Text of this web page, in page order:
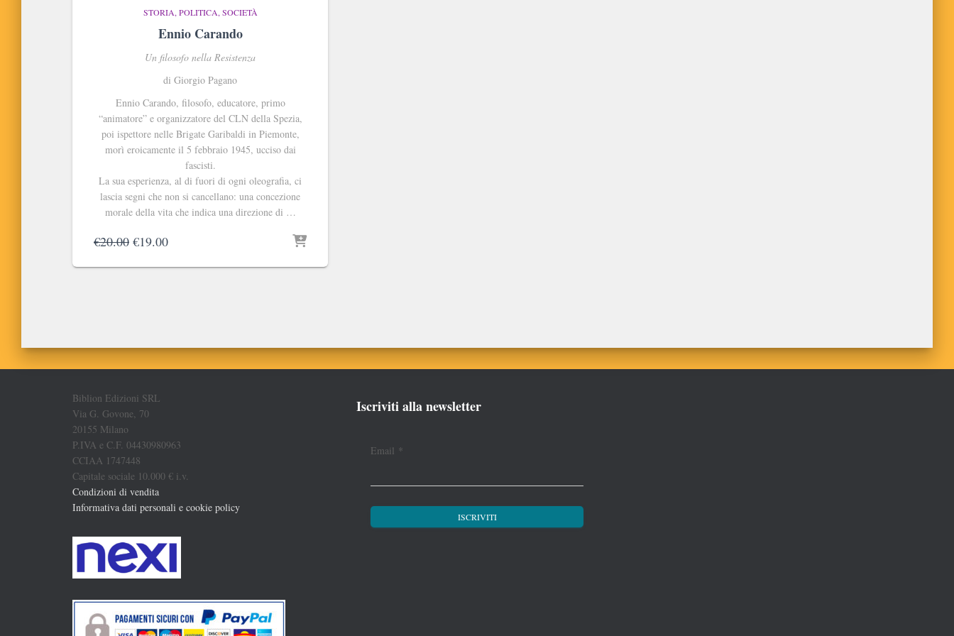
STORIA, POLITICA, SOCIETÀ
Ennio Carando
Un filosofo nella Resistenza
di Giorgio Pagano
Ennio Carando, filosofo, educatore, primo
“animatore” e organizzatore del CLN della Spezia,
poi ispettore nelle Brigate Garibaldi in Piemonte,
morì eroicamente il 5 febbraio 1945, ucciso dai
fascisti.
La sua esperienza, al di fuori di ogni oleografia, ci
lascia segni che non si cancellano: una concezione
morale della vita che indica una direzione di …
€20.00 Il
originale
€19.00Il
attuale
Biblion Edizioni SRL
Via G. Govone, 70
20155 Milano
P.IVA e C.F. 04430980963
CCIAA 1747448
Capitale sociale 10.000 € i.v.
Condizioni di vendita
Informativa dati personali e cookie policy
Iscriviti alla newsletter
Email *